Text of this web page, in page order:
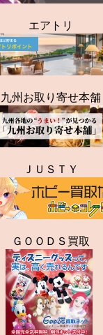
エアトリ
九州お取り寄せ本舗
ＪＵＳＴＹ
ＧＯＯＤＳ買取